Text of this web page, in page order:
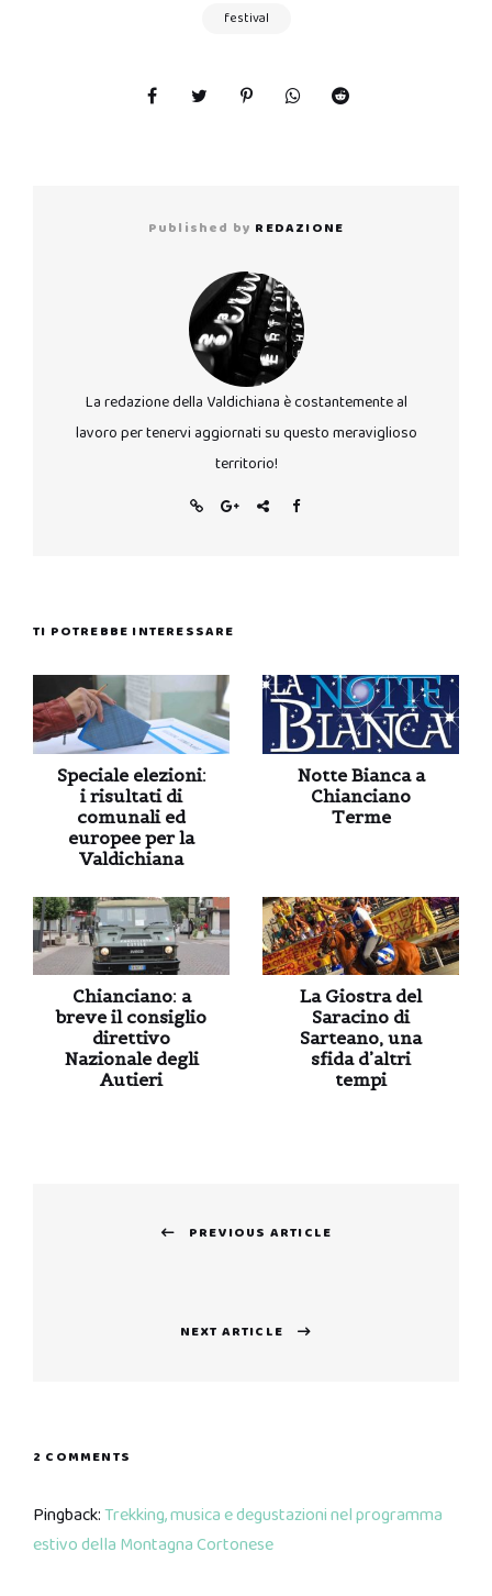
festival
Published by REDAZIONE
La redazione della Valdichiana è costantemente al
lavoro per tenervi aggiornati su questo meraviglioso
territorio!
TI POTREBBE INTERESSARE
Speciale elezioni:
i risultati di
comunali ed
europee per la
Valdichiana
Notte Bianca a
Chianciano
Terme
Chianciano: a
breve il consiglio
direttivo
Nazionale degli
Autieri
La Giostra del
Saracino di
Sarteano, una
sfida d’altri
tempi
PREVIOUS ARTICLE
NEXT ARTICLE
2 COMMENTS
Pingback:Trekking, musica e degustazioni nel programma
estivo della Montagna Cortonese